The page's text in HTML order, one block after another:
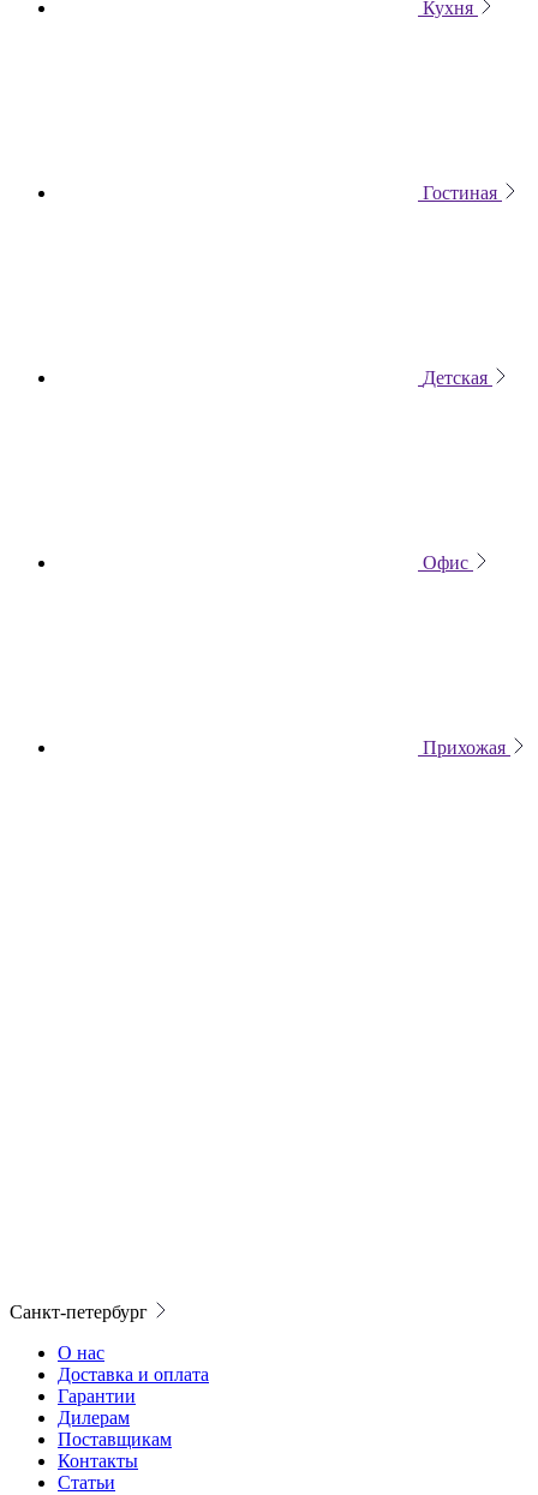
Кухня
Гостиная
Детская
Офис
Прихожая
Санкт-петербург
О нас
Доставка и оплата
Гарантии
Дилерам
Поставщикам
Контакты
Статьи